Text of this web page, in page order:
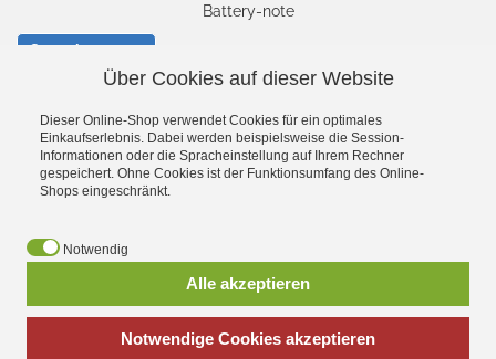
Battery-note
Cancel contract
SHIPPING AND
CHARGES
Über Cookies auf dieser Website
Dieser Online-Shop verwendet Cookies für ein optimales
Einkaufserlebnis. Dabei werden beispielsweise die Session-
Informationen oder die Spracheinstellung auf Ihrem Rechner
gespeichert. Ohne Cookies ist der Funktionsumfang des Online-
Shops eingeschränkt.
Notwendig
Alle akzeptieren
Notwendige Cookies akzeptieren